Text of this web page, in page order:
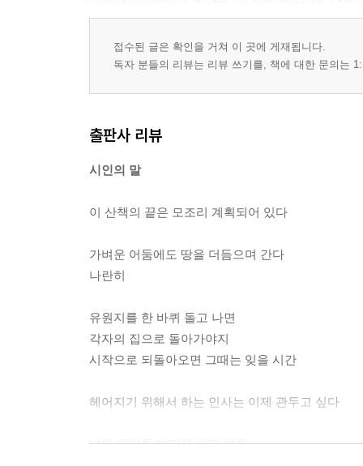
접수된 글은 확인을 거쳐 이 곳에 게재됩니다.
독자 분들의 리뷰는 리뷰 쓰기를, 책에 대한 문의는
출판사 리뷰
시인의 말
이 산책의 끝은 모조리 계획되어 있다
가벼운 어둠에도 땅을 더듬으며 간다
나란히
유원지를 한 바퀴 돌고 나면
각자의 집으로 돌아가야지
시작으로 되돌아오면 그때는 잊을 시간
헤어지기 위해서 하는 인사는 이제 관두고 싶다
나의 유일한 비밀은 비밀 없음